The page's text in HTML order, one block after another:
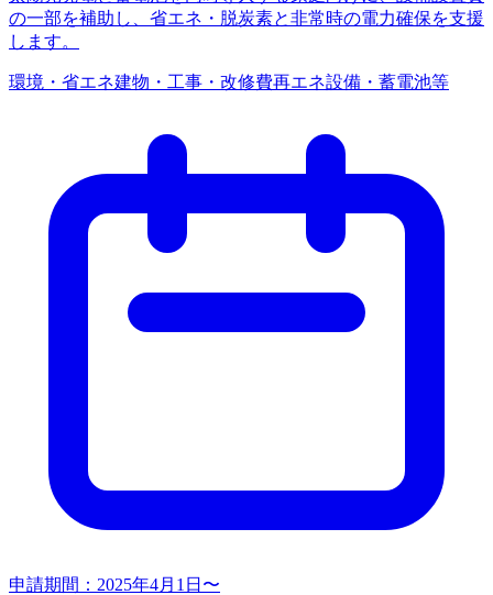
の一部を補助し、省エネ・脱炭素と非常時の電力確保を支援
します。
環境・省エネ建物・工事・改修費再エネ設備・蓄電池等
申請期間： 2025年4月1日〜